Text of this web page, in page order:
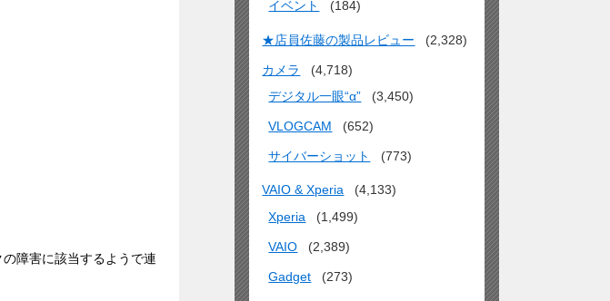
障害に該当するようで連
イベント (184)
★店員佐藤の製品レビュー (2,328)
カメラ
(4,718)
デジタル一眼“α”
(3,450)
VLOGCAM (652)
サイバーショット (773)
VAIO & Xperia
(4,133)
Xperia
(1,499)
VAIO (2,389)
Gadget (273)